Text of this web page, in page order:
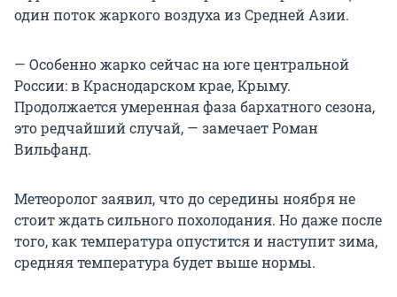
один поток жаркого воздуха из Средней Азии.
— Особенно жарко сейчас на юге центральной
России: в Краснодарском крае, Крыму.
Продолжается умеренная фаза бархатного сезона,
это редчайший случай, — замечает Роман
Вильфанд.
Метеоролог заявил, что до середины ноября не
стоит ждать сильного похолодания. Но даже после
того, как температура опустится и наступит зима,
средняя температура будет выше нормы.